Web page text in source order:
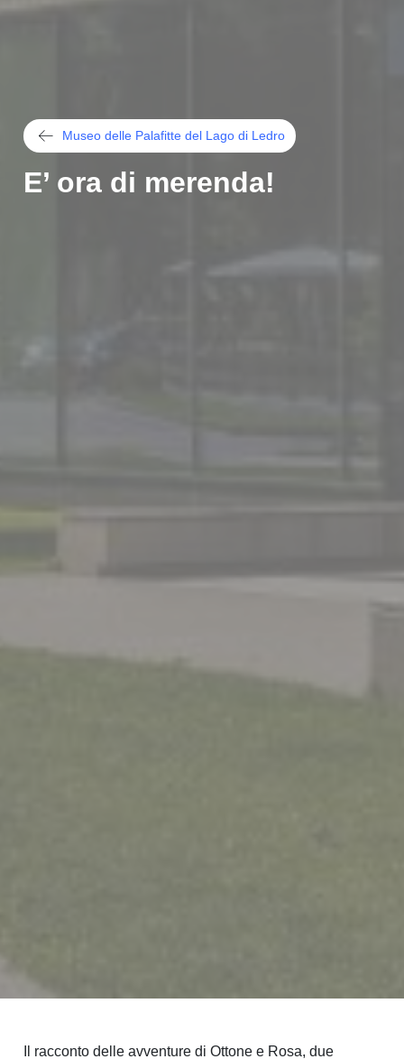
Museo delle Palafitte del Lago di Ledro
E’ ora di merenda!
Il racconto delle avventure di Ottone e Rosa, due